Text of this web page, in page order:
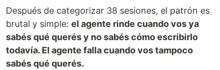
Después de categorizar 38 sesiones, el patrón es
brutal y simple: el agente rinde cuando vos ya
sabés qué querés y no sabés cómo escribirlo
todavía. El agente falla cuando vos tampoco
sabés qué querés.